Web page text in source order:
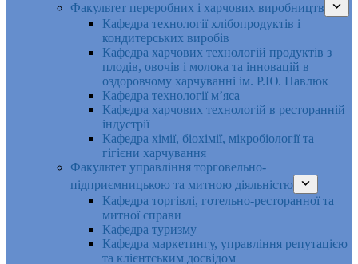
Факультет переробних і харчових виробництв
Кафедра технології хлібопродуктів і
кондитерських виробів
Кафедра харчових технологій продуктів з
плодів, овочів і молока та інновацій в
оздоровчому харчуванні ім. Р.Ю. Павлюк
Кафедра технології м’яса
Кафедра харчових технологій в ресторанній
індустрії
Кафедра хімії, біохімії, мікробіології та
гігієни харчування
Факультет управління торговельно-
підприємницькою та митною діяльністю
Кафедра торгівлі, готельно-ресторанної та
митної справи
Кафедра туризму
Кафедра маркетингу, управління репутацією
та клієнтським досвідом